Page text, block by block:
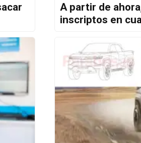
A partir de
inscriptos en